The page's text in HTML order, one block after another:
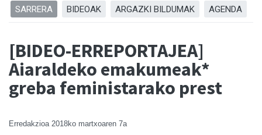
SARRERA BIDEOAK ARGAZKI BILDUMAK AGENDA
[BIDEO-ERREPORTAJEA]
Aiaraldeko emakumeak*
greba feministarako prest
Erredakzioa 2018ko martxoaren 7a